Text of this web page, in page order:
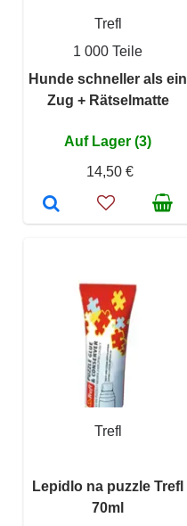
Trefl
1 000 Teile
Hunde schneller als ein
Zug + Rätselmatte
Auf Lager (3)
14,50 €
Trefl
Lepidlo na puzzle Trefl
70ml